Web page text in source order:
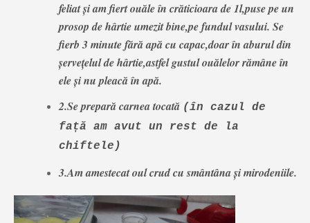
feliat și am fiert ouăle în crăticioara de 1l,puse pe un
prosop de hârtie umezit bine,pe fundul vasului. Se
fierb 3 minute fără apă cu capac,doar în aburul din
șervețelul de hârtie,astfel gustul ouălelor rămâne în
ele și nu pleacă în apă.
2.Se prepară carnea tocată (în cazul de
față am avut un rest de la
chiftele)
3.Am amestecat oul crud cu smântâna și mirodeniile.